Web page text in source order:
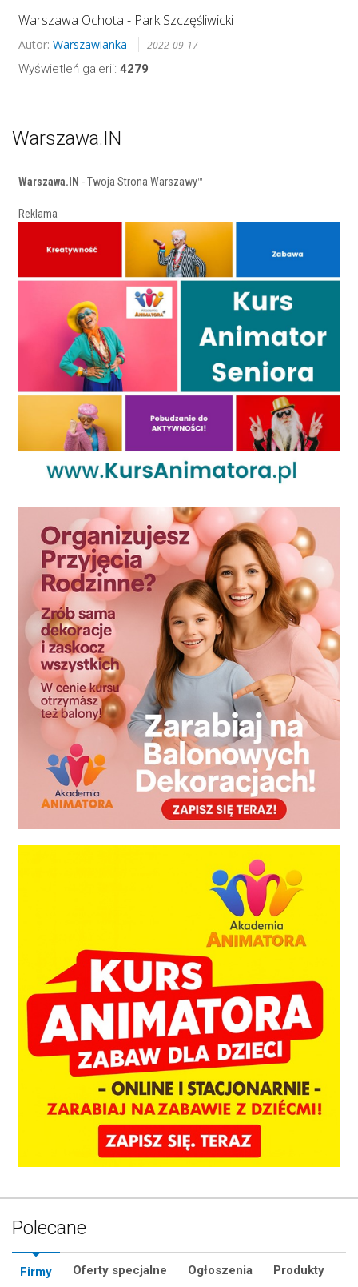
Warszawa Ochota - Park Szczęśliwicki
Autor: Warszawianka 2022-09-17
Wyświetleń galerii: 4279
Warszawa.IN
Warszawa.IN - Twoja Strona Warszawy™
Reklama
Polecane
Firmy Oferty specjalne Ogłoszenia Produkty